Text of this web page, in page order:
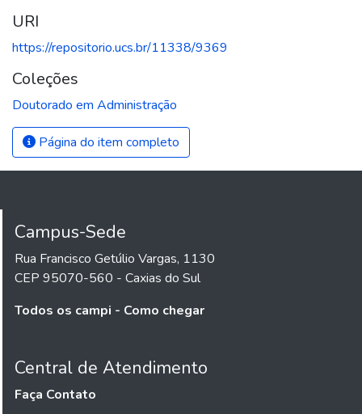
URI
https://repositorio.ucs.br/11338/9369
Coleções
Doutorado em Administração
Página do item completo
Campus-Sede
Rua Francisco Getúlio Vargas, 1130
CEP 95070-560 - Caxias do Sul
Todos os campi - Como chegar
Central de Atendimento
Faça Contato